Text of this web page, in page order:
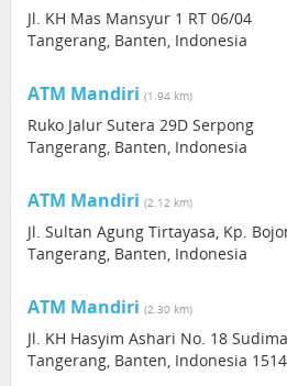
Jl. KH Mas Mansyur 1 RT 06/04
Tangerang, Banten, Indonesia
ATM Mandiri (1.94 km)
Ruko Jalur Sutera 29D Serpong
Tangerang, Banten, Indonesia
ATM Mandiri (2.12 km)
Jl. Sultan Agung Tirtayasa, Kp.
Tangerang, Banten, Indonesia
ATM Mandiri (2.30 km)
Jl. KH Hasyim Ashari No. 18
Tangerang, Banten, Indonesia